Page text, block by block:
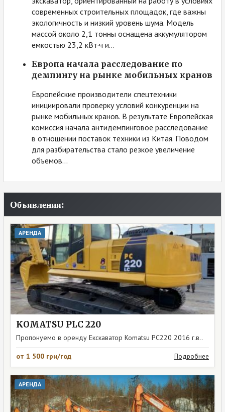
современных строительных площадок, где важны
экологичность и низкий уровень шума. Модель
массой около 2,1 тонны оснащена аккумулятором
емкостью 23,2 кВт·ч и…
Европа начала расследование по
демпингу на рынке мобильных кранов
Европейские производители спецтехники
инициировали проверку условий конкуренции на
рынке мобильных кранов. В результате Европейская
комиссия начала антидемпинговое расследование
в отношении поставок техники из Китая. Поводом
для разбирательства стало резкое увеличение
объемов…
Объявления:
АРЕНДА
KOMATSU PLC 220
Пропонуемо в оренду Екскаватор Komatsu PC220 2016 г.в..
от 1 500 грн/год Подробнее
АРЕНДА